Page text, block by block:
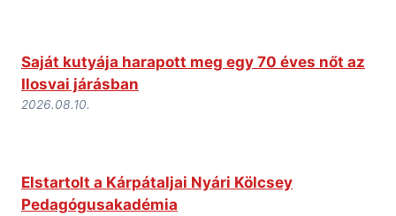
Saját kutyája harapott meg egy 70 éves nőt az
Ilosvai járásban
2026.08.10.
Elstartolt a Kárpátaljai Nyári Kölcsey
Pedagógusakadémia